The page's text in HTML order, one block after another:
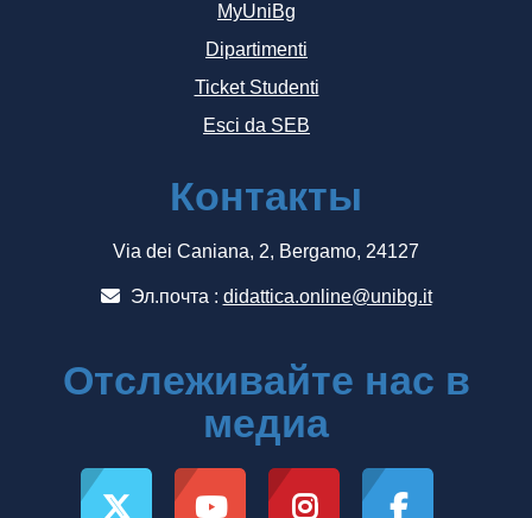
MyUniBg
Dipartimenti
Ticket Studenti
Esci da SEB
Контакты
Via dei Caniana, 2, Bergamo, 24127
Эл.почта : didattica.online@unibg.it
Отслеживайте нас в
медиа